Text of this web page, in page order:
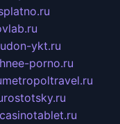
don-ykt.ru
porno.ru
metropoltravel.ru
rostotsky.ru
casinotablet.ru